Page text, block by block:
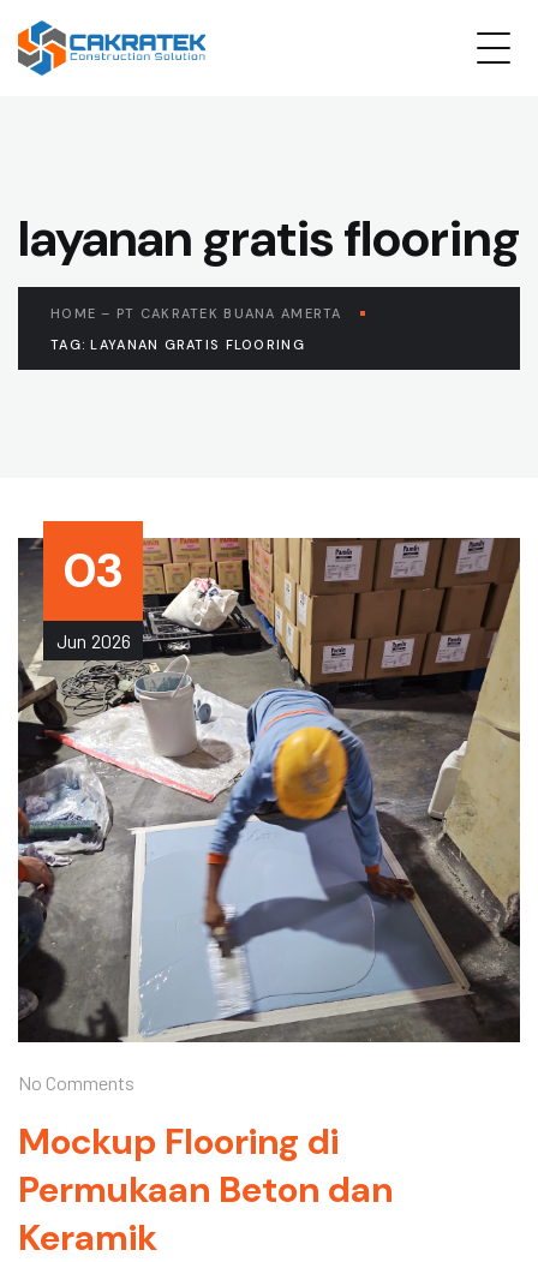
layanan gratis flooring
HOME – PT CAKRATEK BUANA AMERTA
TAG: LAYANAN GRATIS FLOORING
03
Jun 2026
No Comments
Mockup Flooring di
Permukaan Beton dan
Keramik